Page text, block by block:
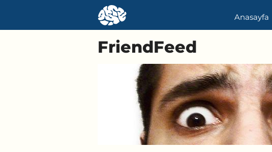
Anasayfa
FriendFeed